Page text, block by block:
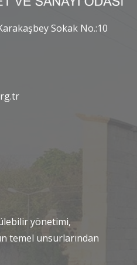
Sokak No.:10
yönetimi,
temel unsurlarından